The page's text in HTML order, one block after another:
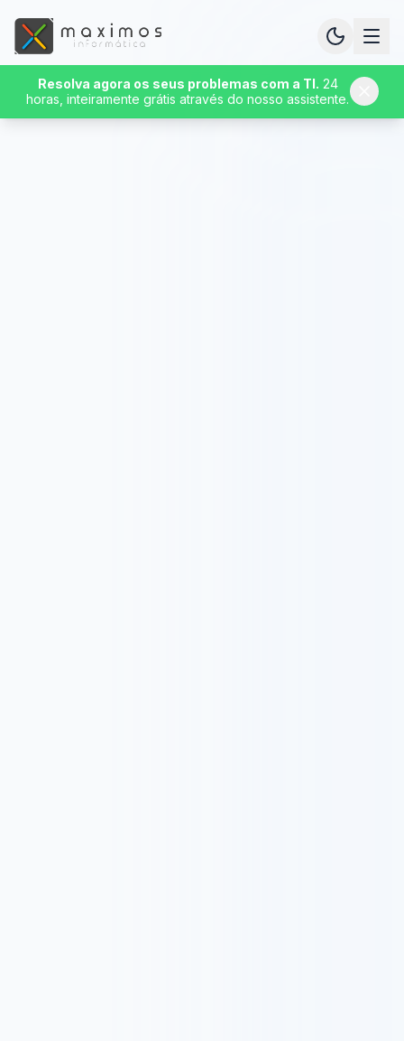
Resolva agora os seus problemas com a TI. 24
horas, inteiramente grátis através do nosso assistente.